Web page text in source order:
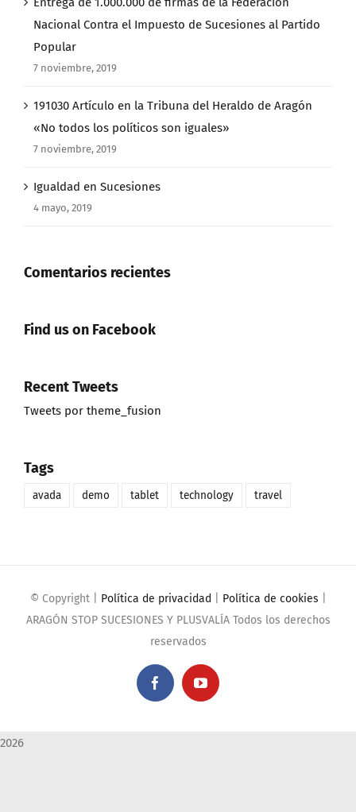
Nacional Contra el Impuesto de Sucesiones al Partido
Popular
7 noviembre, 2019
191030 Artículo en la Tribuna del Heraldo de Aragón
«No todos los políticos son iguales»
7 noviembre, 2019
Igualdad en Sucesiones
4 mayo, 2019
Comentarios recientes
Find us on Facebook
Recent Tweets
Tweets por theme_fusion
Tags
avada demo tablet technology travel
© Copyright Política de privacidad Política de cookies
ARAGÓN STOP SUCESIONES Y PLUSVALÍA Todos los derechos
reservados
FacebookYouTube
2026